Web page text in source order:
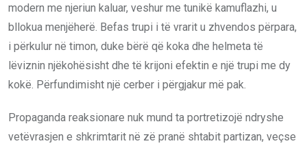
modern me njeriun kaluar, veshur me tunikë kamuflazhi, u
bllokua menjëherë. Befas trupi i të vrarit u zhvendos përpara,
i përkulur në timon, duke bërë që koka dhe helmeta të
lëviznin njëkohësisht dhe të krijoni efektin e një trupi me dy
kokë. Përfundimisht një cerber i përgjakur më pak.
Propaganda reaksionare nuk mund ta portretizojë ndryshe
vetëvrasjen e shkrimtarit në zë pranë shtabit partizan, veçse